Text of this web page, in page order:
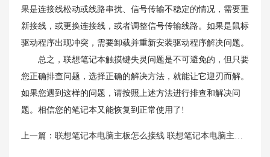
果是连接线松动或线路串扰、信号传输不稳定的情况，需要重
新接线，或更换连接线，或者调整信号传输线路。如果是鼠标
驱动程序出现冲突，需要卸载并重新安装驱动程序解决问题。
总之，联想笔记本触摸键失灵问题是不可避免的，但只要
您正确排查问题，选择正确的解决方法，就能让它迎刃而解。
如果您遇到这样的问题，请按照上述方法进行排查和解决问
题。相信您的笔记本又能恢复到正常使用了!
上一篇： 联想笔记本电脑主板怎么接线 联想笔记本电脑主板接线方法